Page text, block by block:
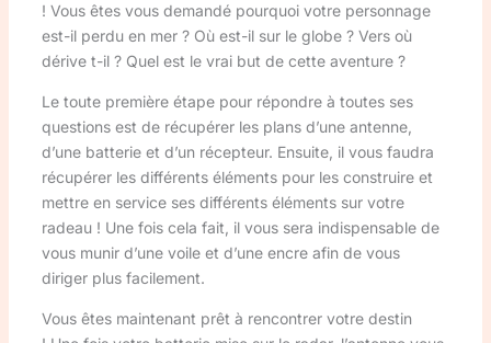
! Vous êtes vous demandé pourquoi votre personnage
est-il perdu en mer ? Où est-il sur le globe ? Vers où
dérive t-il ? Quel est le vrai but de cette aventure ?
Le toute première étape pour répondre à toutes ses
questions est de récupérer les plans d’une antenne,
d’une batterie et d’un récepteur. Ensuite, il vous faudra
récupérer les différents éléments pour les construire et
mettre en service ses différents éléments sur votre
radeau ! Une fois cela fait, il vous sera indispensable de
vous munir d’une voile et d’une encre afin de vous
diriger plus facilement.
Vous êtes maintenant prêt à rencontrer votre destin